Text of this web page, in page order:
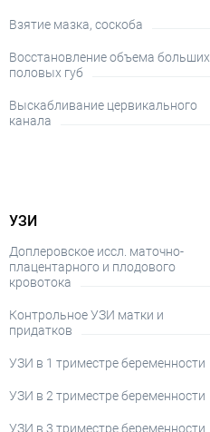
Взятие мазка, соскоба
Восстановление объема больших
половых губ
Выскабливание цервикального
канала
УЗИ
Доплеровское иссл. маточно-
плацентарного и плодового
кровотока
Контрольное УЗИ матки и
придатков
УЗИ в 1 триместре беременности
УЗИ в 2 триместре беременности
УЗИ в 3 триместре беременности